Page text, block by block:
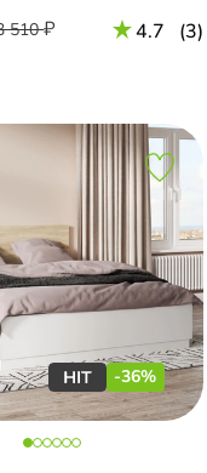
510 4.7 (3)
-36%